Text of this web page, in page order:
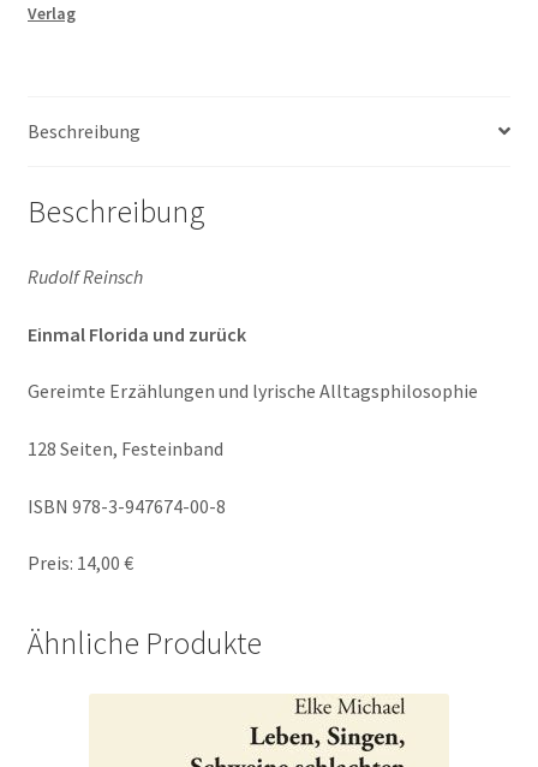
Verlag
Beschreibung
Beschreibung
Rudolf Reinsch
Einmal Florida und zurück
Gereimte Erzählungen und lyrische Alltagsphilosophie
128 Seiten, Festeinband
ISBN 978-3-947674-00-8
Preis: 14,00 €
Ähnliche Produkte